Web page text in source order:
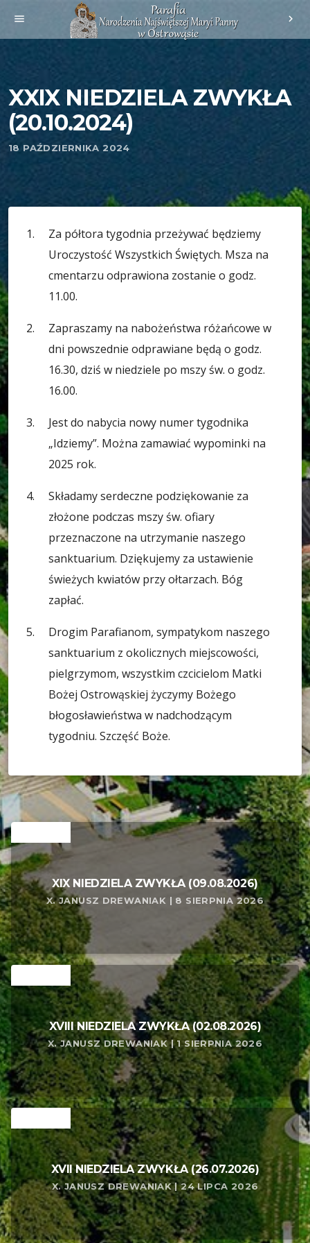
menu chevron_right
XXIX NIEDZIELA ZWYKŁA
(20.10.2024)
18 PAŹDZIERNIKA 2024
Za półtora tygodnia przeżywać będziemy
Uroczystość Wszystkich Świętych. Msza na
cmentarzu odprawiona zostanie o godz.
11.00.
Zapraszamy na nabożeństwa różańcowe w
dni powszednie odprawiane będą o godz.
16.30, dziś w niedziele po mszy św. o godz.
16.00.
Jest do nabycia nowy numer tygodnika
„Idziemy”. Można zamawiać wypominki na
2025 rok.
Składamy serdeczne podziękowanie za
złożone podczas mszy św. ofiary
przeznaczone na utrzymanie naszego
sanktuarium. Dziękujemy za ustawienie
świeżych kwiatów przy ołtarzach. Bóg
zapłać.
Drogim Parafianom, sympatykom naszego
sanktuarium z okolicznych miejscowości,
pielgrzymom, wszystkim czcicielom Matki
Bożej Ostrowąskiej życzymy Bożego
błogosławieństwa w nadchodzącym
tygodniu. Szczęść Boże.
XIX NIEDZIELA ZWYKŁA (09.08.2026)
X. JANUSZ DREWANIAK | 8 SIERPNIA 2026
XVIII NIEDZIELA ZWYKŁA (02.08.2026)
X. JANUSZ DREWANIAK | 1 SIERPNIA 2026
XVII NIEDZIELA ZWYKŁA (26.07.2026)
X. JANUSZ DREWANIAK | 24 LIPCA 2026